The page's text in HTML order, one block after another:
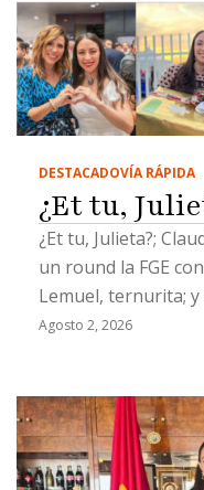
DESTACADOVÍA RÁPIDA
¿Et tu,
¿Et tu, Julieta?;
un round la FGE
Lemuel, ternurita;
Agosto 2, 2026